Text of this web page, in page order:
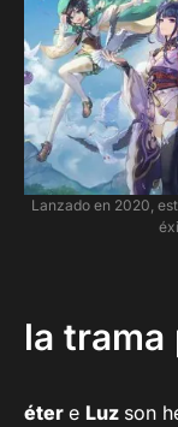
Lanzado en 2020,
la
éter e Luz son